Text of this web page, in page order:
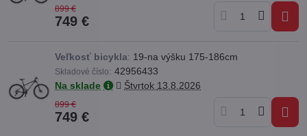
899 €
749 €
Veľkosť bicykla: 19-na výšku 175-186cm
Skladové číslo: 42956433
Na sklade
Štvrtok 13.8.2026
899 €
749 €